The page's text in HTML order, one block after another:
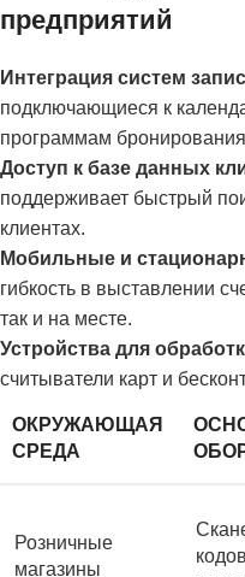
предприятий
Интеграция систем
подключающиеся к
программам
Доступ к базе данных
поддерживает быстрый
клиентах.
Мобильные и
гибкость в выставлении
так и на месте.
Устройства для
считыватели карт и
ОКРУЖАЮЩАЯ
СРЕДА
Розничные
магазины